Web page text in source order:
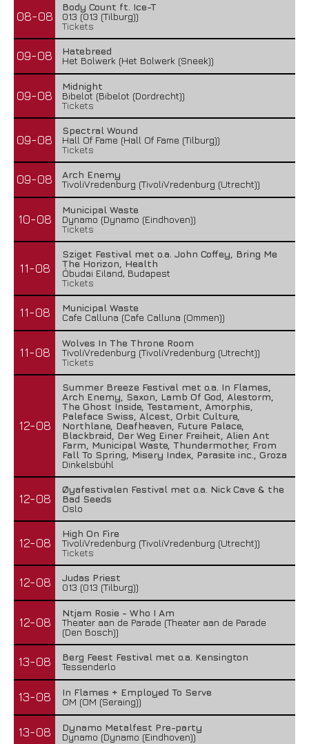
08-08
Body Count ft. Ice-T
013 (013 (Tilburg))
Tickets
09-08
Hatebreed
Het Bolwerk (Het Bolwerk (Sneek))
09-08
Midnight
Bibelot (Bibelot (Dordrecht))
Tickets
09-08
Spectral Wound
Hall Of Fame (Hall Of Fame (Tilburg))
Tickets
09-08
Arch Enemy
TivoliVredenburg (TivoliVredenburg (Utrecht))
10-08
Municipal Waste
Dynamo (Dynamo (Eindhoven))
Tickets
11-08
Sziget Festival met o.a. John Coffey, Bring Me
The Horizon, Health
Óbudai Eiland, Budapest
Tickets
11-08
Municipal Waste
Cafe Calluna (Cafe Calluna (Ommen))
11-08
Wolves In The Throne Room
TivoliVredenburg (TivoliVredenburg (Utrecht))
Tickets
12-08
Summer Breeze Festival met o.a. In Flames,
Arch Enemy, Saxon, Lamb Of God, Alestorm,
The Ghost Inside, Testament, Amorphis,
Paleface Swiss, Alcest, Orbit Culture,
Northlane, Deafheaven, Future Palace,
Blackbraid, Der Weg Einer Freiheit, Alien Ant
Farm, Municipal Waste, Thundermother, From
Fall To Spring, Misery Index, Parasite inc., Groza
Dinkelsbühl
12-08
Øyafestivalen Festival met o.a. Nick Cave & the
Bad Seeds
Oslo
12-08
High On Fire
TivoliVredenburg (TivoliVredenburg (Utrecht))
Tickets
12-08
Judas Priest
013 (013 (Tilburg))
12-08
Ntjam Rosie - Who I Am
Theater aan de Parade (Theater aan de Parade
(Den Bosch))
13-08
Berg Feest Festival met o.a. Kensington
Tessenderlo
13-08
In Flames + Employed To Serve
OM (OM (Seraing))
13-08
Dynamo Metalfest Pre-party
Dynamo (Dynamo (Eindhoven))